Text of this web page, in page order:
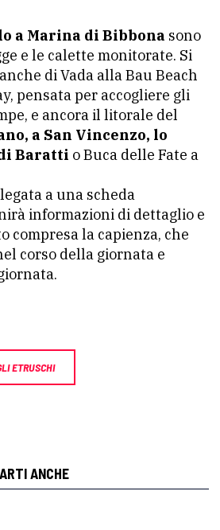
a Marina di Bibbona sono
e le calette monitorate. Si
di Vada alla Bau Beach
pensata per accogliere gli
e ancora il litorale del
a San Vincenzo, lo
Baratti o Buca delle Fate a
a una scheda
informazioni di dettaglio e
compresa la capienza, che
corso della giornata e
ETRUSCHI
ANCHE